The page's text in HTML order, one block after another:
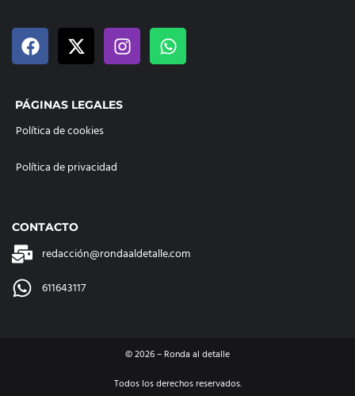
PÁGINAS LEGALES
Política de cookies
Política de privacidad
CONTACTO
redacción@rondaaldetalle.com
611643117
©2026– Ronda al detalle
Todos los derechos reservados.